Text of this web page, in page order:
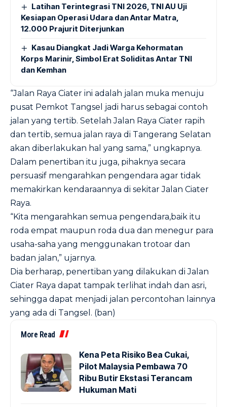
Latihan Terintegrasi TNI 2026, TNI AU Uji
Kesiapan Operasi Udara dan Antar Matra,
12.000 Prajurit Diterjunkan
Kasau Diangkat Jadi Warga Kehormatan
Korps Marinir, Simbol Erat Soliditas Antar TNI
dan Kemhan
“Jalan Raya Ciater ini adalah jalan muka menuju
pusat Pemkot Tangsel jadi harus sebagai contoh
jalan yang tertib. Setelah Jalan Raya Ciater rapih
dan tertib, semua jalan raya di Tangerang Selatan
akan diberlakukan hal yang sama,” ungkapnya.
Dalam penertiban itu juga, pihaknya secara
persuasif mengarahkan pengendara agar tidak
memakirkan kendaraannya di sekitar Jalan Ciater
Raya.
“Kita mengarahkan semua pengendara,baik itu
roda empat maupun roda dua dan menegur para
usaha-saha yang menggunakan trotoar dan
badan jalan,” ujarnya.
Dia berharap, penertiban yang dilakukan di Jalan
Ciater Raya dapat tampak terlihat indah dan asri,
sehingga dapat menjadi jalan percontohan lainnya
yang ada di Tangsel. (ban)
More Read
Kena Peta Risiko Bea Cukai,
Pilot Malaysia Pembawa 70
Ribu Butir Ekstasi Terancam
Hukuman Mati